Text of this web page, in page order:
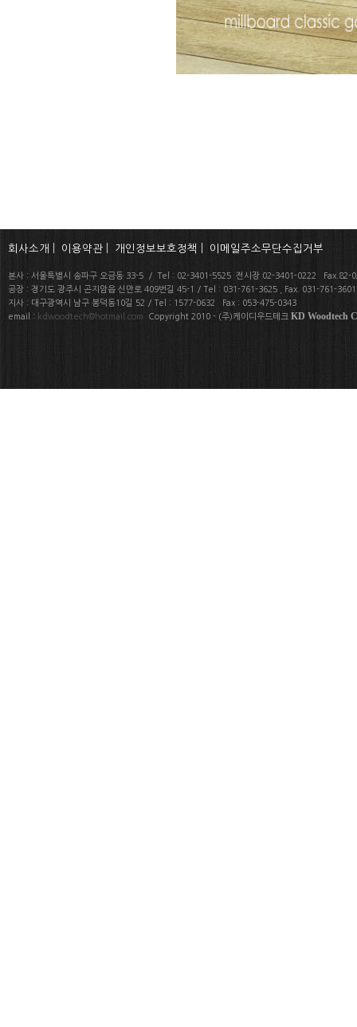
회사소개 이용약관 개인정보보호정책 이메일주소무단수집거부
본사 : 서울특별시 송파구 오금동 33-5 / Tel : 02-3401-5525 전시장 02-3401-0222 Fax.82-
공장 : 경기도 광주시 곤지암읍 신만로 409번길 45-1 / Tel : 031-761-3625 , Fax. 031-761-
지사 : 대구광역시 남구 봉덕동10길 52 / Tel : 1577-0632 Fax : 053-475-0343
email : kdwoodtech@hotmail.com Copyright 2010 - (주)케이디우드테크 KD Woodtech